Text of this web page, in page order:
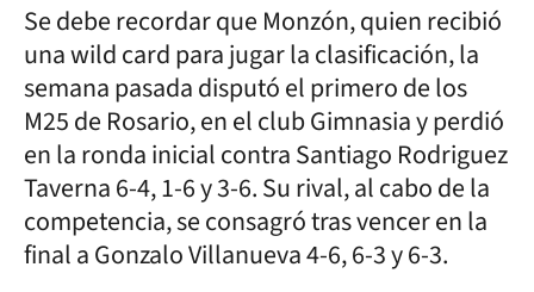
Se debe recordar que Monzón, quien recibió
una wild card para jugar la clasificación, la
semana pasada disputó el primero de los
M25 de Rosario, en el club Gimnasia y perdió
en la ronda inicial contra Santiago Rodriguez
Taverna 6-4, 1-6 y 3-6. Su rival, al cabo de la
competencia, se consagró tras vencer en la
final a Gonzalo Villanueva 4-6, 6-3 y 6-3.